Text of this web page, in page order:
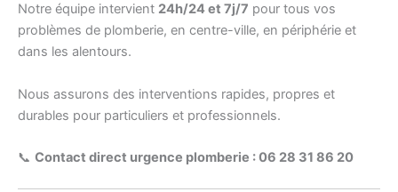
Notre équipe intervient 24h/24 et 7j/7 pour tous vos
problèmes de plomberie, en centre-ville, en périphérie et
dans les alentours.
Nous assurons des interventions rapides, propres et
durables pour particuliers et professionnels.
📞 Contact direct urgence plomberie : 06 28 31 86 20